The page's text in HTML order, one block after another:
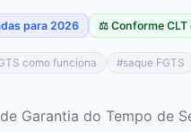
para 2026 ⚖️ Conforme CLT
como funciona #saque FGTS
de Garantia do Tempo de